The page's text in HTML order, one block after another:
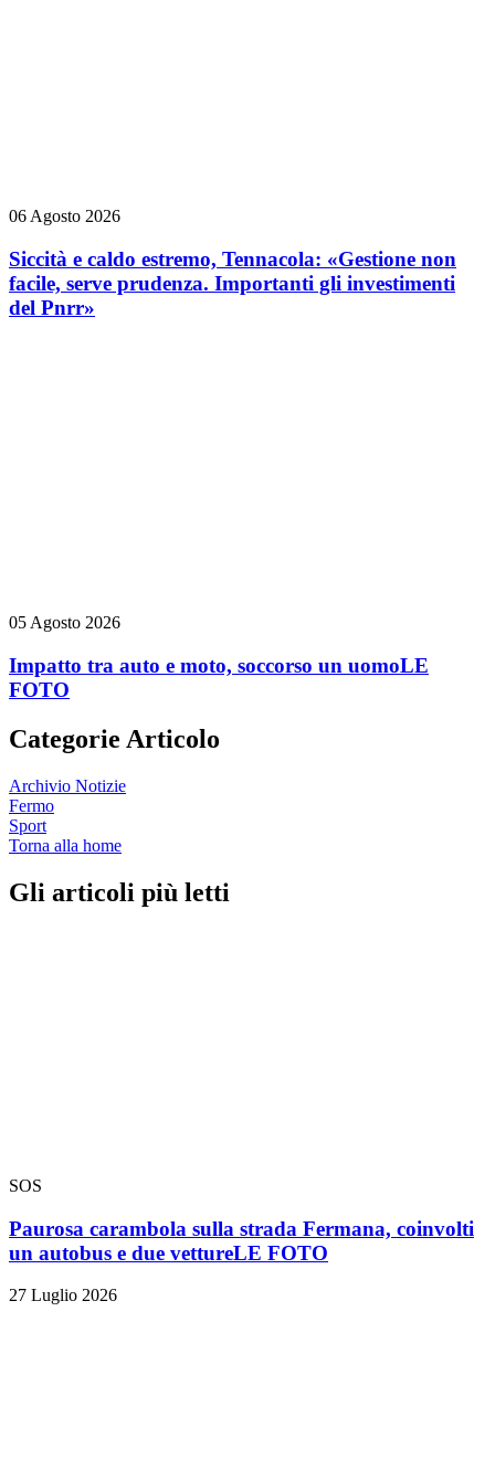
06 Agosto 2026
Siccità e caldo estremo, Tennacola: «Gestione non
facile, serve prudenza. Importanti gli investimenti
del Pnrr»
05 Agosto 2026
Impatto tra auto e moto, soccorso un uomoLE
FOTO
Categorie Articolo
Archivio Notizie
Fermo
Sport
Torna alla home
Gli articoli più letti
SOS
Paurosa carambola sulla strada Fermana, coinvolti
un autobus e due vettureLE FOTO
27 Luglio 2026